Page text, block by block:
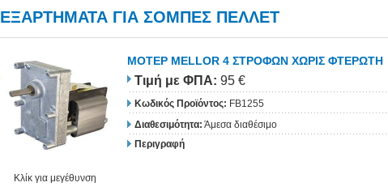
ΕΞΑΡΤΗΜΑΤΑ ΓΙΑ ΣΟΜΠΕΣ ΠΕΛΛΕΤ
Κλίκ για μεγέθυνση
ΜΟΤΕΡ MELLOR 4 ΣΤΡΟΦΩΝ ΧΩΡΙΣ ΦΤΕΡΩΤΗ
Τιμή με ΦΠΑ: 95 €
Κωδικός Προϊόντος: FB1255
Διαθεσιμότητα: Άμεσα διαθέσιμο
Περιγραφή